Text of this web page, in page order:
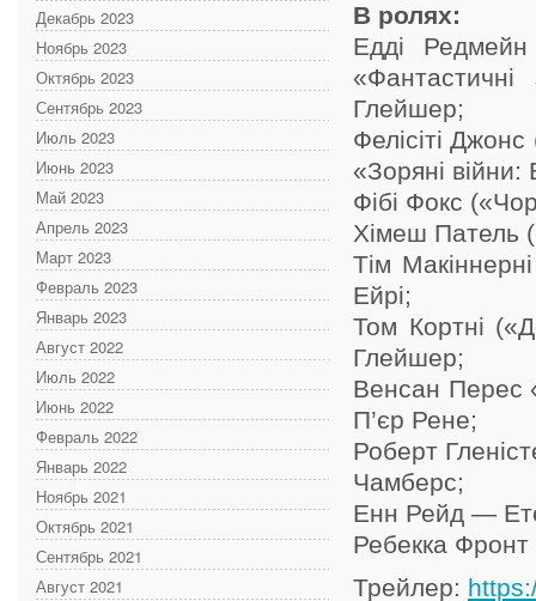
Декабрь 2023
Ноябрь 2023
Октябрь 2023
Сентябрь 2023
Июль 2023
Июнь 2023
Май 2023
Апрель 2023
Март 2023
Февраль 2023
Январь 2023
Август 2022
Июль 2022
Июнь 2022
Февраль 2022
Январь 2022
Ноябрь 2021
Октябрь 2021
Сентябрь 2021
Август 2021
В ролях:
Едді
Глейшер;
Фелісіті
«Зоряні
Фібі Фокс
Хімеш Патель
Тім
Ейрі;
Том Кортні
Глейшер;
Венсан Перес
П’єр Рене;
Роберт
Чамберс;
Енн Рейд —
Ребекка Фронт
Трейлер: